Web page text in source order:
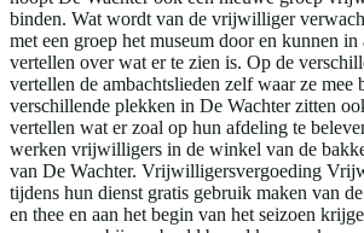
binden. Wat wordt van de vrijwilliger
met een groep het museum door en kunnen in
vertellen over wat er te zien is. Op de
vertellen de ambachtslieden zelf waar ze mee
verschillende plekken in De Wachter zitten
vertellen wat er zoal op hun afdeling te
werken vrijwilligers in de winkel van de
van De Wachter. Vrijwilligersvergoeding
tijdens hun dienst gratis gebruik maken van
en thee en aan het begin van het seizoen